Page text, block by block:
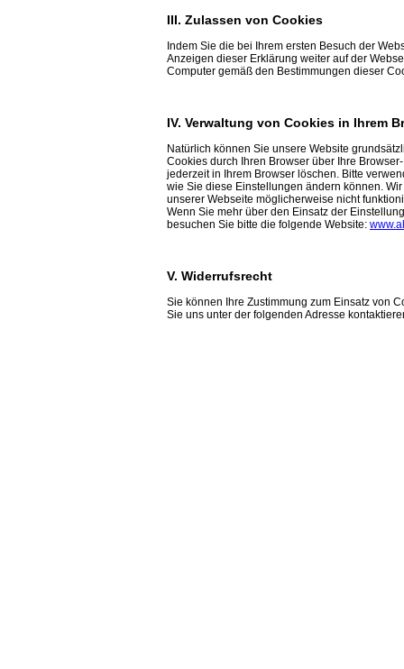
III. Zulassen von Cookies
Indem Sie die bei Ihrem ersten Besuch der
Anzeigen dieser Erklärung weiter auf der
Computer gemäß den Bestimmungen dieser
IV. Verwaltung von Cookies in Ihrem
Natürlich können Sie unsere Website
Cookies durch Ihren Browser über Ihre
jederzeit in Ihrem Browser löschen. Bitte
wie Sie diese Einstellungen ändern können.
unserer Webseite möglicherweise nicht
Wenn Sie mehr über den Einsatz der
besuchen Sie bitte die folgende Website:
V. Widerrufsrecht
Sie können Ihre Zustimmung zum Einsatz von
Sie uns unter der folgenden Adresse